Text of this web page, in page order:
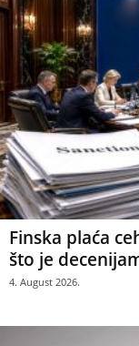
Finska plaća
što je
4. August 2026.